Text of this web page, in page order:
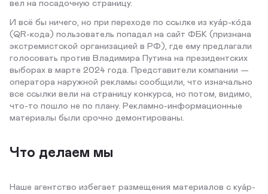
вел на посадочную страницу.
И всё бы ничего, но при переходе по ссылке из куа́р-ко́да
(QR-кода) пользователь попадал на сайт ФБК (признана
экстремистской организацией в РФ), где ему предлагали
голосовать против Владимира Путина на президентских
выборах в марте 2024 года. Представители компании —
оператора наружной рекламы сообщили, что изначально
все ссылки вели на страницу конкурса, но потом, видимо,
что-то пошло не по плану. Рекламно-информационные
материалы были срочно демонтированы.
Что делаем мы
Наше агентство избегает размещения материалов с куа́р-